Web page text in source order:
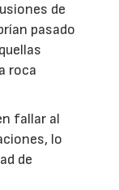
de
pasado
roca
fallar al
lo
de